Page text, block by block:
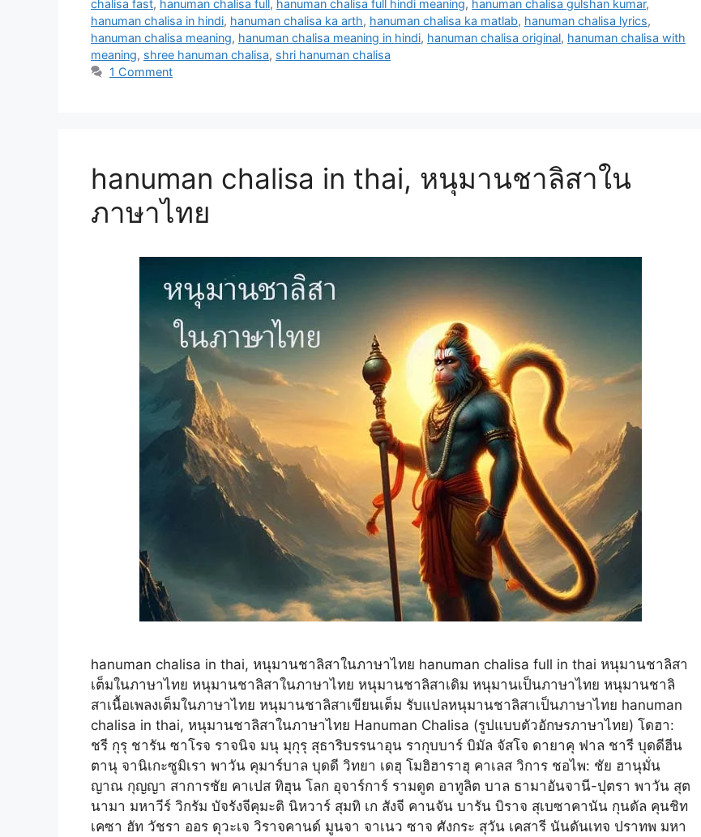
chalisa fast, hanuman chalisa full, hanuman chalisa full hindi meaning, hanuman chalisa gulshan kumar,
hanuman chalisa in hindi, hanuman chalisa ka arth, hanuman chalisa ka matlab, hanuman chalisa lyrics,
hanuman chalisa meaning, hanuman chalisa meaning in hindi, hanuman chalisa original, hanuman chalisa with
meaning, shree hanuman chalisa, shri hanuman chalisa
1 Comment
hanuman chalisa in thai, หนุมานชาลิสาใน
ภาษาไทย
hanuman chalisa in thai, หนุมานชาลิสาในภาษาไทย hanuman chalisa full in thai หนุมานชาลิสา
เต็มในภาษาไทย หนุมานชาลิสาในภาษาไทย หนุมานชาลิสาเดิม หนุมานเป็นภาษาไทย หนุมานชาลิ
สาเนื้อเพลงเต็มในภาษาไทย หนุมานชาลิสาเขียนเต็ม รับแปลหนุมานชาลิสาเป็นภาษาไทย hanuman
chalisa in thai, หนุมานชาลิสาในภาษาไทย Hanuman Chalisa (รูปแบบตัวอักษรภาษาไทย) โดฮา:
ชรี กุรุ ชารัน ซาโรจ ราจนิจ มนุ มุกุรุ สุธาริบรรนาอุน รากุบบาร์ บิมัล จัสโจ ดายาคุ ฟาล ชารี บุดดีฮีน
ตานุ จานิเกะซูมิเรา พาวัน คุมาร์บาล บุดดี วิทยา เดฮุ โมฮิฮาราฮุ คาเลส วิการ ชอไพ: ชัย ฮานุมั่น
ญาณ กุญญา สาการชัย คาเปส ทิฮุน โลก อุจาร์การ์ รามดูต อาทูลิต บาล ธามาอันจานี-ปุตรา พาวัน สุต
นามา มหาวีร์ วิกรัม บัจรังจีคุมะติ นิหวาร์ สุมทิ เก สังจี คานจัน บารัน บิราจ สุเบซาคานัน กุนดัล คุนชิท
เคซา ฮัท วัชรา ออร ดุวะเจ วิราจคานด์ มูนจา จาเนว ซาจ ศังกระ สุวัน เคสารี นันดันเทจ ปราทพ มหา